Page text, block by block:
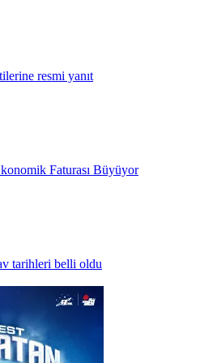
resmi yanıt
Faturası Büyüyor
tarihleri belli oldu